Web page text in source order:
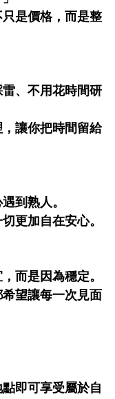
是價格，而是整
、不用花時間研
讓你把時間留給
到熟人。
更加自在安心。
而是因為穩定。
望讓每一次見面
即可享受屬於自